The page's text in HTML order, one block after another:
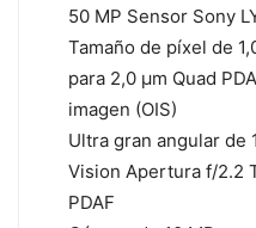
50 MP Sensor Sony
Tamaño de píxel de
para 2,0 µm Quad
imagen (OIS)
Ultra gran angular de
Vision Apertura f/2.2
PDAF